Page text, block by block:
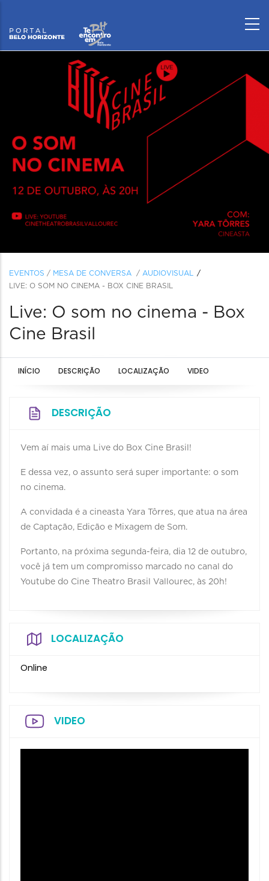
EVENTOS / MESA DE CONVERSA / AUDIOVISUAL
LIVE: O SOM NO CINEMA - BOX CINE BRASIL
Live: O som no cinema - Box
Cine Brasil
INÍCIO DESCRIÇÃO LOCALIZAÇÃO VIDEO
DESCRIÇÃO
Vem aí mais uma Live do Box Cine Brasil!
E dessa vez, o assunto será super importante: o som
no cinema.
A convidada é a cineasta Yara Tôrres, que atua na área
de Captação, Edição e Mixagem de Som.
Portanto, na próxima segunda-feira, dia 12 de outubro,
você já tem um compromisso marcado no canal do
Youtube do Cine Theatro Brasil Vallourec, às 20h!
LOCALIZAÇÃO
Online
VIDEO